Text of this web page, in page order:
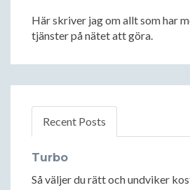
Här skriver jag om allt som har
tjänster på nätet att göra.
Recent Posts
Turbo
Så väljer du rätt och undviker